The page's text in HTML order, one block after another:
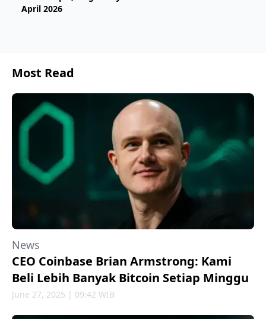
April 2026
Most Read
News
CEO Coinbase Brian Armstrong: Kami
Beli Lebih Banyak Bitcoin Setiap Minggu
June 27, 2025 | 09:42 WIB